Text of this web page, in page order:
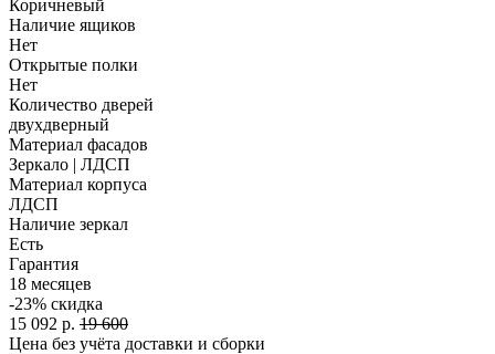
Коричневый
Наличие ящиков
Нет
Открытые полки
Нет
Количество дверей
двухдверный
Материал фасадов
Зеркало | ЛДСП
Материал корпуса
ЛДСП
Наличие зеркал
Есть
Гарантия
18 месяцев
-23% скидка
15 092 р. 19 600
Цена без учёта доставки и сборки